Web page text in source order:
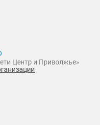
Центр и Приволжье»